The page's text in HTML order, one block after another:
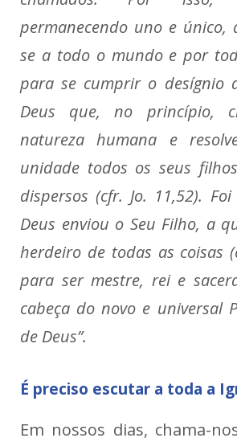
permanecendo uno e único,
se a todo o mundo e por
para se cumprir o desígnio
Deus que, no princípio,
natureza humana e
unidade todos os seus
dispersos (cfr. Jo. 11,52).
Deus enviou o Seu Filho, a
herdeiro de todas as coisas
para ser mestre, rei e
cabeça do novo e universal
de Deus”.
É preciso escutar a toda a
Em nossos dias, chama-